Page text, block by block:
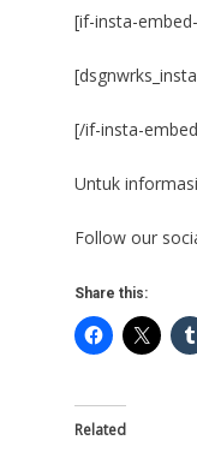
[if-insta-
[/if-insta-
Untuk informasi
Follow our
Share this:
Related